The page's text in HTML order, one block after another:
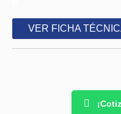
VER FICHA